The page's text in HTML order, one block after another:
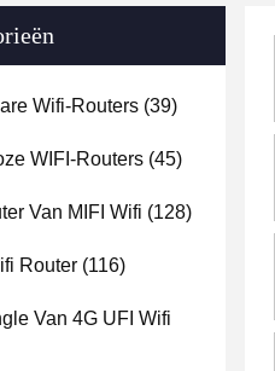
Wifi-Routers (39)
WIFI-Routers (45)
Van MIFI Wifi (128)
Router (116)
Van 4G UFI Wifi